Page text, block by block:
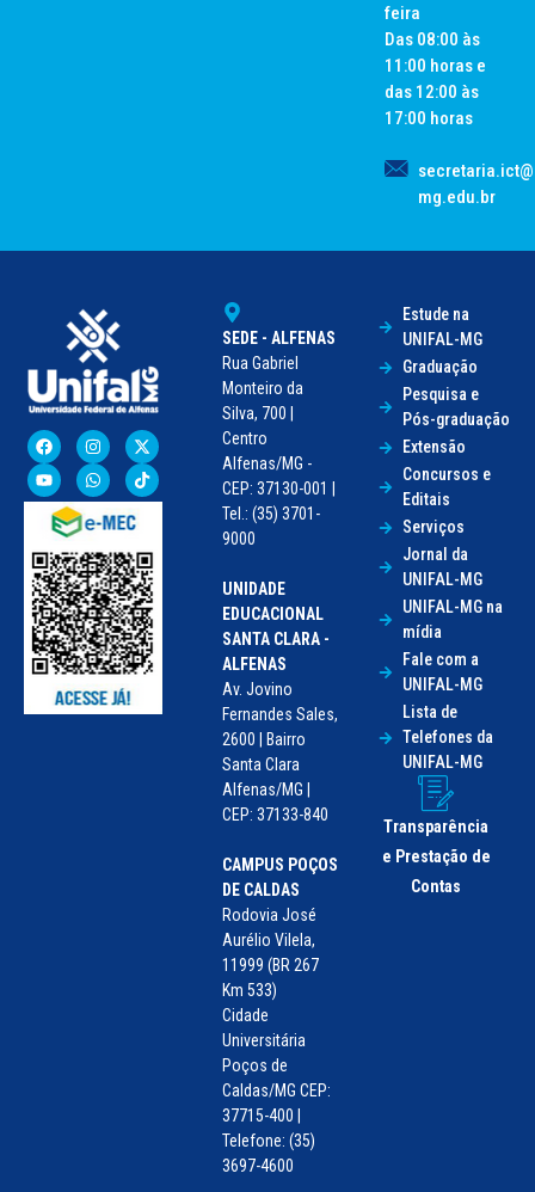
feira
Das 08:00 às
11:00 horas e
das 12:00 às
17:00 horas
mg.edu.br
SEDE - ALFENAS
Rua Gabriel
Monteiro da
Silva, 700 |
Centro
Alfenas/MG -
CEP: 37130-001 |
Tel.: (35) 3701-
9000
UNIDADE
EDUCACIONAL
SANTA CLARA -
ALFENAS
Av. Jovino
Fernandes Sales,
2600 | Bairro
Santa Clara
Alfenas/MG |
CEP: 37133-840
CAMPUS POÇOS
DE CALDAS
Rodovia José
Aurélio Vilela,
11999 (BR 267
Km 533)
Cidade
Universitária
Poços de
Caldas/MG CEP:
37715-400 |
Telefone: (35)
3697-4600
Estude na
UNIFAL-MG
Graduação
Pesquisa e
Pós-graduação
Extensão
Concursos e
Editais
Serviços
Jornal da
UNIFAL-MG
UNIFAL-MG na
mídia
Fale com a
UNIFAL-MG
Lista de
Telefones da
UNIFAL-MG
Transparência
e Prestação de
Contas